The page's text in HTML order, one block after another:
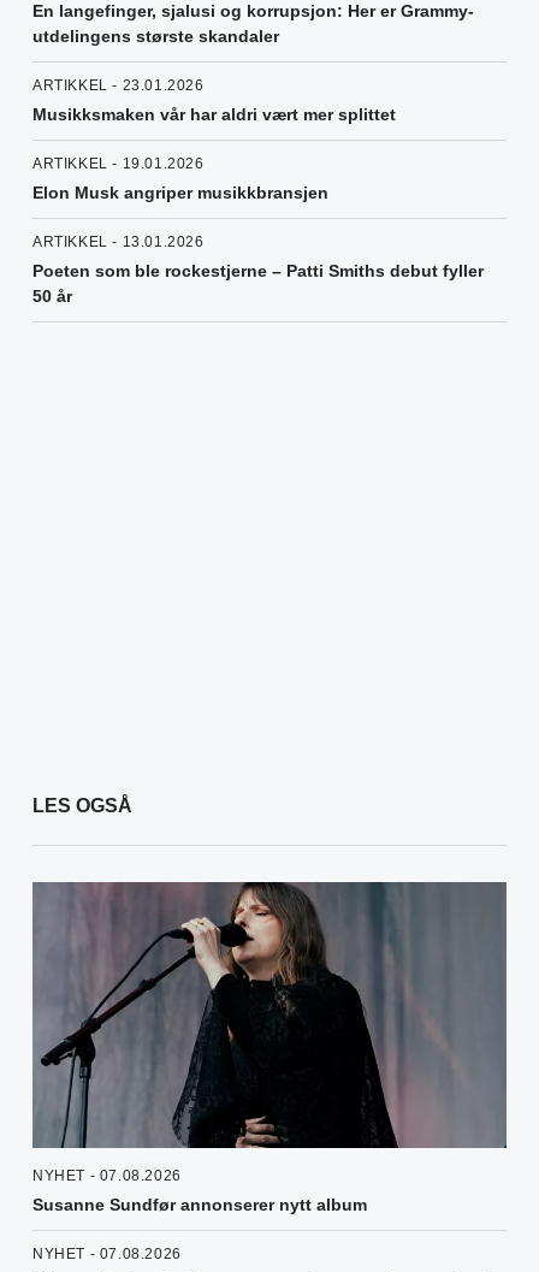
En langefinger, sjalusi og korrupsjon: Her er Grammy-
utdelingens største skandaler
ARTIKKEL - 23.01.2026
Musikksmaken vår har aldri vært mer splittet
ARTIKKEL - 19.01.2026
Elon Musk angriper musikkbransjen
ARTIKKEL - 13.01.2026
Poeten som ble rockestjerne – Patti Smiths debut fyller
50 år
LES OGSÅ
NYHET - 07.08.2026
Susanne Sundfør annonserer nytt album
NYHET - 07.08.2026